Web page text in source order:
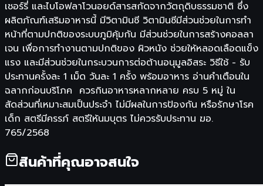
เชอร์รี่ และไบโอฟลาโวนอยด์สารสกัดจากวัตถุดิบธรรมชาติ ซึ่ง
ผลิตภัณฑ์เสริมอาหารนี้ มีวิตามินซี วิตามินซีมีส่วนช่วยในการทำ
หน้าที่ตามปกติของระบบภูมิคุ้มกัน มีส่วนช่วยในการสร้างคอลลา
เจน เพื่อการทำงานตามปกติของ ผิวหนัง ช่วยให้หลอดเลือดแข็ง
แรง และมีส่วนช่วยในกระบวนการต่อต้านอนุมูลอิสระ วิธีใช้ - รับ
ประทานครั้งละ 1 เม็ด วันละ 1 ครั้ง พร้อมอาหาร อ่านคำเตือนใน
ฉลากก่อนบริโภค ควรกินอาหารหลากหลาย ครบ 5 หมู่ ใน
สัดส่วนที่เหมาะสมเป็นประจำ ไม่มีผลในการป้องกัน หรือรักษาโรค
เด็ก สตรีมีครรภ์ สตรีให้นมบุตร ไม่ควรรับประทาน ฆอ.
765/2568
สินค้าที่คุณอาจสนใจ